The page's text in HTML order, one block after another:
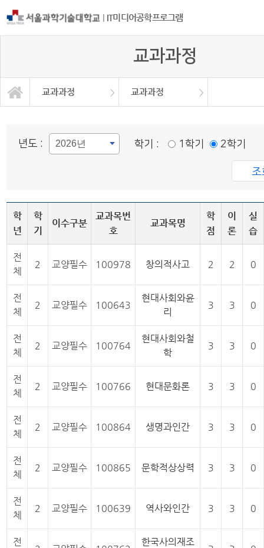
| IT미디어공학프로그램
교과과정
교과과정 교과과정
프로그램소개
교과과정
자료실
공지사항
대학원
교육과정이수체계도
강의시간표
교과목 소개
교과과정
년도 : 학기 : 1학기 2학기
학
년
학
기
이수구분
교과목번
호
교과목명
학
점
이
론
실
습
전
체
2 교양필수 100978 창의적사고 2 2 0
전
체
2 교양필수 100643
현대사회와윤
리
3 3 0
전
체
2 교양필수 100764
현대사회와철
학
3 3 0
전
체
2 교양필수 100766 현대문화론 3 3 0
전
체
2 교양필수 100864 생명과인간 3 3 0
전
체
2 교양필수 100865 문학적상상력 3 3 0
전
체
2 교양필수 100639 역사와인간 3 3 0
전
한국사의재조